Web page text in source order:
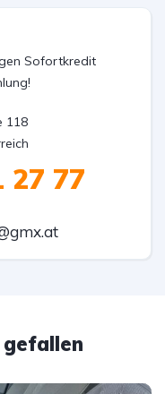
Sofortkredit
118
27 77
gefallen